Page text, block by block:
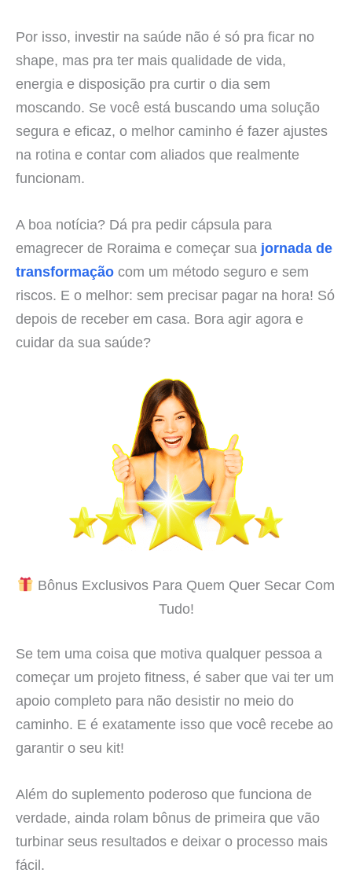
Por isso, investir na saúde não é só pra ficar no
shape, mas pra ter mais qualidade de vida,
energia e disposição pra curtir o dia sem
moscando. Se você está buscando uma solução
segura e eficaz, o melhor caminho é fazer ajustes
na rotina e contar com aliados que realmente
funcionam.
A boa notícia? Dá pra pedir cápsula para
emagrecer de Roraima e começar sua jornada de
transformação com um método seguro e sem
riscos. E o melhor: sem precisar pagar na hora! Só
depois de receber em casa. Bora agir agora e
cuidar da sua saúde?
Bônus Exclusivos Para Quem Quer Secar Com
Tudo!
Se tem uma coisa que motiva qualquer pessoa a
começar um projeto fitness, é saber que vai ter um
apoio completo para não desistir no meio do
caminho. E é exatamente isso que você recebe ao
garantir o seu kit!
Além do suplemento poderoso que funciona de
verdade, ainda rolam bônus de primeira que vão
turbinar seus resultados e deixar o processo mais
fácil.